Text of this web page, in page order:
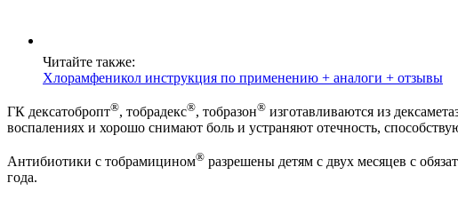
Читайте также:
Хлорамфеникол инструкция по применению + аналоги + отзывы
ГК дексатобропт®, тобрадекс®, тобразон® изготавливаются из
воспалениях и хорошо снимают боль и устраняют отечность,
Антибиотики с тобрамицином® разрешены детям с двух месяцев с
года.